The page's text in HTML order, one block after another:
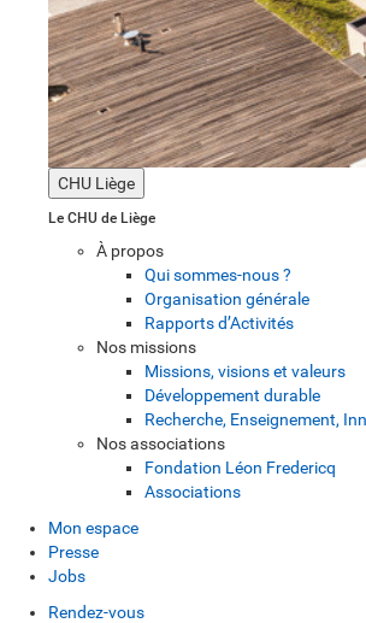
CHU Liège
Le CHU de Liège
À propos
Qui sommes-nous ?
Organisation générale
Rapports d’Activités
Nos missions
Missions, visions et valeurs
Développement durable
Recherche, Enseignement,
Nos associations
Fondation Léon Fredericq
Associations
Mon espace
Presse
Jobs
Rendez-vous